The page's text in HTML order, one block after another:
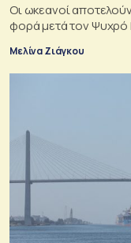
Οι ωκεανοί
φορά μετά τον
Μελίνα Ζιάγκου